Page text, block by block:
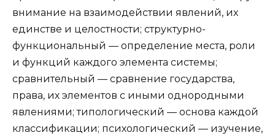
внимание на взаимодействии явлений, их
единстве и целостности; структурно-
функциональный — определение места, роли
и функций каждого элемента системы;
сравнительный — сравнение государства,
права, их элементов с иными однородными
явлениями; типологический — основа каждой
классификации; психологический — изучение,